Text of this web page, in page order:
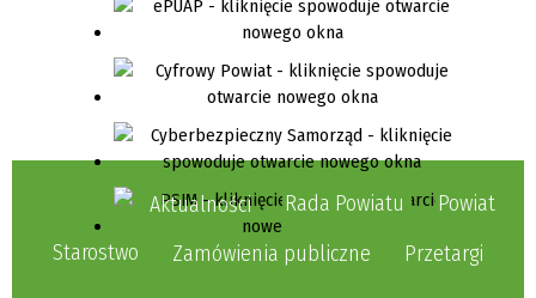
Aktualności Rada Powiatu
Powiat
Starostwo
Zamówienia publiczne Przetargi